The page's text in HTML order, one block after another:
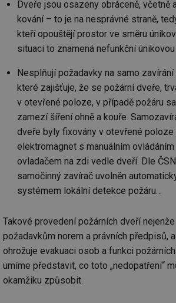
Dveře jsou osazeny obráceně, včetně
kování – to je na nesprávné straně,
kteří opouštějí prostor ve směru
situaci to znamená nefunkční
Nesplňují požadavky na samo
které zajišťuje, že se požární dveře,
v otevřené poloze, v případě požáru
zamezí šíření ohně a kouře.
dveře byly fixovány v otevřené
elektromagnet s manuálním
ovladačem na zdi vedle dveří. Dle
samočinný zavírač uvolněn
systémem lokální detekce požáru…
Takové provedení požárních dveří
požadavkům norem a právních předpisů,
ohrožuje evakuaci osob a funkci
umíme představit, co toto „nedopatření“
okamžiku způsobit.